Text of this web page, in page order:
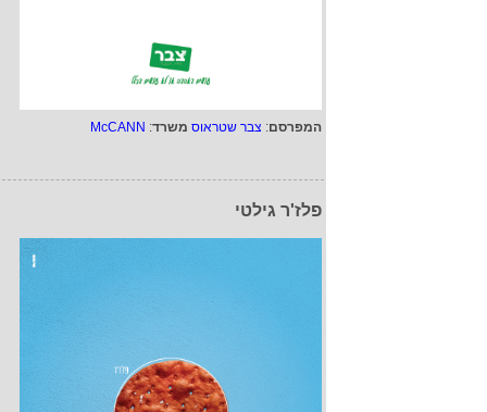
המפרסם: צבר שטראוס משרד:
McCANN
פלז'ר גילטי